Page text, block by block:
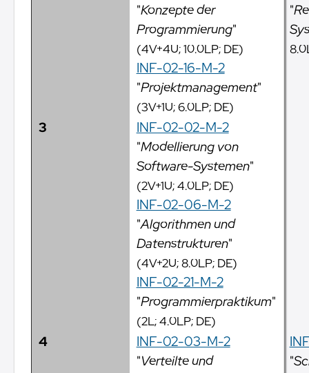
"Konzepte der
Programmierung"
(4V+4U; 10.0LP; DE)
INF-02-16-M-2
"Projektmanagement"
(3V+1U; 6.0LP; DE)
"
3
INF-02-02-M-2
"Modellierung von
Software-Systemen"
(2V+1U; 4.0LP; DE)
INF-02-06-M-2
"Algorithmen und
Datenstrukturen"
(4V+2U; 8.0LP; DE)
INF-02-21-M-2
"Programmierpraktikum"
(2L; 4.0LP; DE)
4
INF-02-03-M-2
"Verteilte und
"